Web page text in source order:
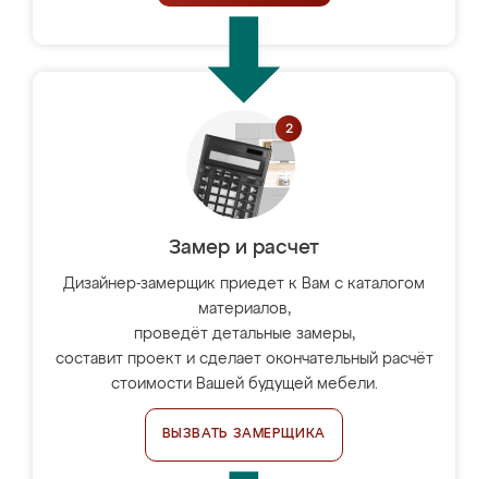
Замер и расчет
Дизайнер-замерщик приедет к Вам с каталогом
материалов,
проведёт детальные замеры,
составит проект и сделает окончательный расчёт
стоимости Вашей будущей мебели.
ВЫЗВАТЬ ЗАМЕРЩИКА